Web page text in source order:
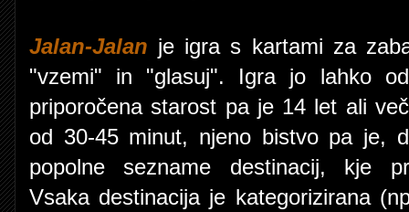
Jalan-Jalan je igra s kartami za
"vzemi" in "glasuj". Igra jo lahko
priporočena starost pa je 14 let ali
od 30-45 minut, njeno bistvo pa je,
popolne sezname destinacij, kje
Vsaka destinacija je kategorizirana